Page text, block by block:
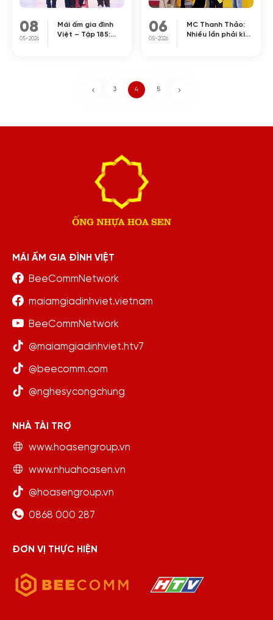
08
05-2026
Mái ấm gia đình
Việt – Tập 185:
lớn nhanh để
06
05-2026
MC Thanh Thảo:
Nhiều lần phải kìm
3 4 5
MÁI ẤM GIA ĐÌNH VIỆT
BeeCommNetwork
maiamgiadinhviet.vietnam
BeeCommNetwork
@maiamgiadinhviet.htv7
@beecomm.com
@nghesycongchung
NHÀ TÀI TRỢ
www.hoasengroup.vn
www.nhuahoasen.vn
@hoasengroup.vn
0868 000 287
ĐƠN VỊ THỰC HIỆN